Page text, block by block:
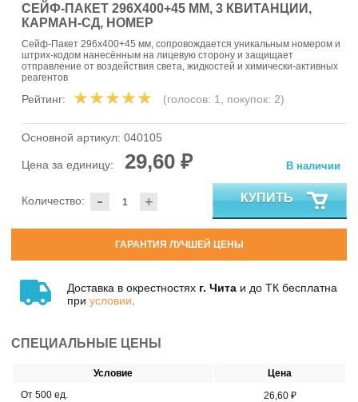
СЕЙФ-ПАКЕТ 296Х400+45 ММ, 3 КВИТАНЦИИ,
КАРМАН-СД, НОМЕР
Сейф-Пакет 296х400+45 мм, сопровождается уникальным номером и
штрих-кодом нанесённым на лицевую сторону и защищает
отправление от воздействия света, жидкостей и химически-активных
реагентов
Рейтинг: (голосов: 1, покупок: 2)
Основной артикул: 040105
Цена за единицу: 29,60 ₽
- +
Количество:
В наличии
КУПИТЬ
ГАРАНТИЯ ЛУЧШЕЙ ЦЕНЫ
Доставка в окрестностях г. Чита и до ТК бесплатна
при условии
СПЕЦИАЛЬНЫЕ ЦЕНЫ
Условие
Цена
От 500 ед.
26,60 ₽